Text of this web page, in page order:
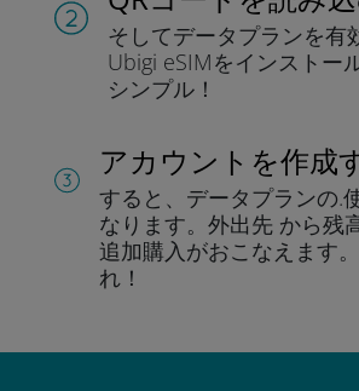
そしてデータプランを有
Ubigi eSIMをインストー
シンプル！
アカウントを作成
すると、データプランの.
なります。 外出先 から残
追加購入がおこなえます。
れ！